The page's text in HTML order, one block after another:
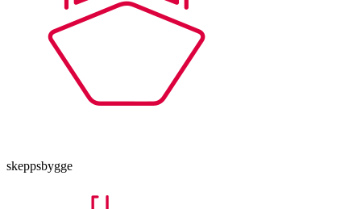
skeppsbygge